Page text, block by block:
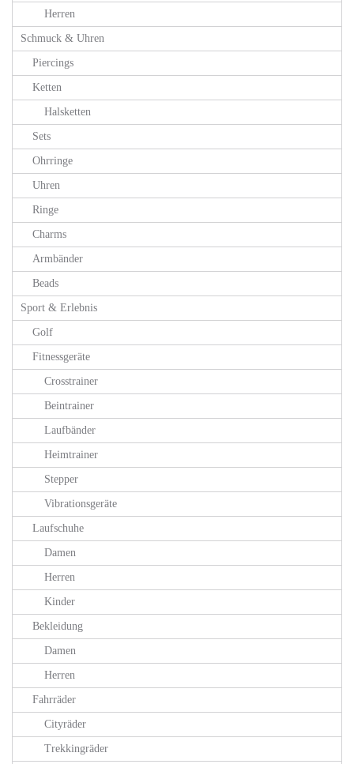
Herren
Schmuck & Uhren
Piercings
Ketten
Halsketten
Sets
Ohrringe
Uhren
Ringe
Charms
Armbänder
Beads
Sport & Erlebnis
Golf
Fitnessgeräte
Crosstrainer
Beintrainer
Laufbänder
Heimtrainer
Stepper
Vibrationsgeräte
Laufschuhe
Damen
Herren
Kinder
Bekleidung
Damen
Herren
Fahrräder
Cityräder
Trekkingräder